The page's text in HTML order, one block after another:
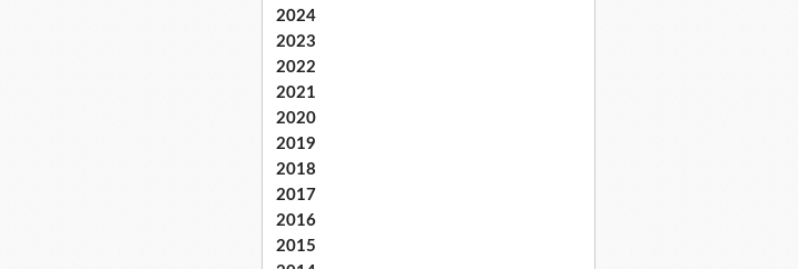
2024
2023
2022
2021
2020
2019
2018
2017
2016
2015